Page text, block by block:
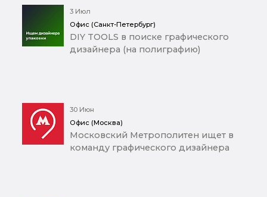
3 Июл
Офис (Санкт-Петербург)
DIY TOOLS в поиске графического
дизайнера (на полиграфию)
30 Июн
Офис (Москва)
Московский Метрополитен ищет в
команду графического дизайнера